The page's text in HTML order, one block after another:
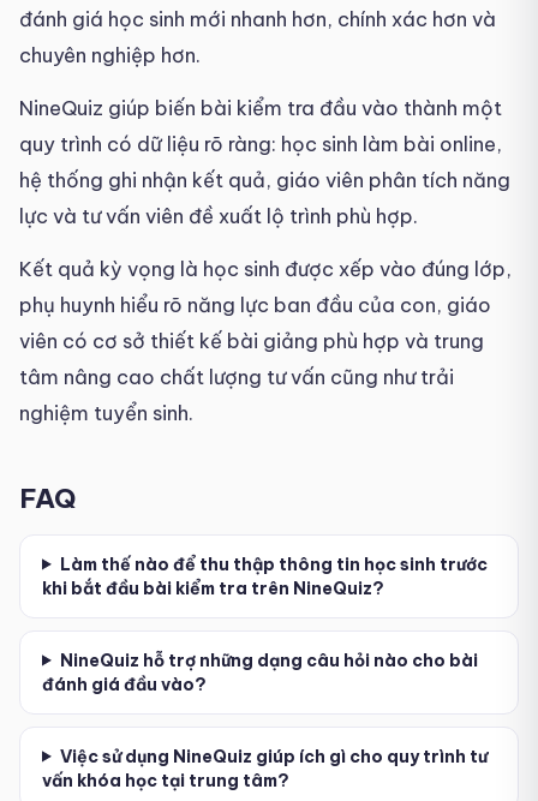
đánh giá học sinh mới nhanh hơn, chính xác hơn và
chuyên nghiệp hơn.
NineQuiz giúp biến bài kiểm tra đầu vào thành một
quy trình có dữ liệu rõ ràng: học sinh làm bài online,
hệ thống ghi nhận kết quả, giáo viên phân tích năng
lực và tư vấn viên đề xuất lộ trình phù hợp.
Kết quả kỳ vọng là học sinh được xếp vào đúng lớp,
phụ huynh hiểu rõ năng lực ban đầu của con, giáo
viên có cơ sở thiết kế bài giảng phù hợp và trung
tâm nâng cao chất lượng tư vấn cũng như trải
nghiệm tuyển sinh.
FAQ
Làm thế nào để thu thập thông tin học sinh trước
khi bắt đầu bài kiểm tra trên NineQuiz?
NineQuiz hỗ trợ những dạng câu hỏi nào cho bài
đánh giá đầu vào?
Việc sử dụng NineQuiz giúp ích gì cho quy trình tư
vấn khóa học tại trung tâm?